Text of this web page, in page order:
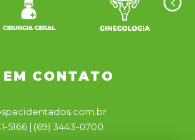
EM CONTATO
5166 | (69) 3443-0700